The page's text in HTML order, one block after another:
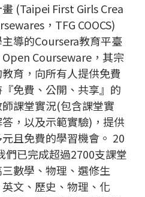
(Taipei First Girls Crea
，TFG COOCS)
導的Coursera教育平臺
Courseware，其宗
育，向所有人提供免費
免費、公開、共享』的
課堂實況(包含課堂實
，以及示範實驗)，提供
且免費的學習機會。 20
們已完成超過2700支課堂
數學、物理、選修生
文、歷史、物理、化